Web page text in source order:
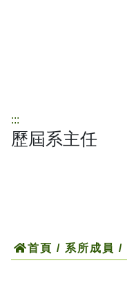
:::
歷屆系主任
首頁 / 系所成員 /